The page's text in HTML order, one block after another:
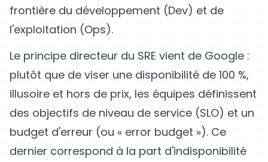
frontière du développement (Dev) et de
l'exploitation (Ops).
Le principe directeur du SRE vient de Google :
plutôt que de viser une disponibilité de 100 %,
illusoire et hors de prix, les équipes définissent
des objectifs de niveau de service (SLO) et un
budget d'erreur (ou « error budget »). Ce
dernier correspond à la part d'indisponibilité